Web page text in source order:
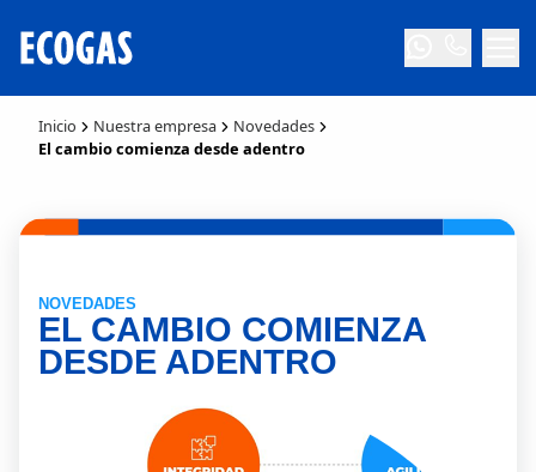
Inicio Nuestra empresa
Novedades
El cambio comienza desde adentro
NOVEDADES
EL CAMBIO COMIENZA
DESDE ADENTRO